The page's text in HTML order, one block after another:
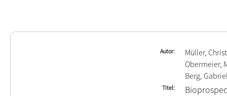
Autor
Müller,
Obermeier,
Berg,
Titel